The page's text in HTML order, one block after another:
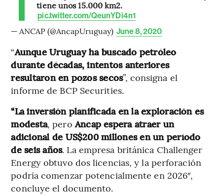
tiene unos 15.000 km2.
pic.twitter.com/QeunYDi4n1
— ANCAP (@AncapUruguay) June 8, 2020
“Aunque Uruguay ha buscado petróleo
durante décadas, intentos anteriores
resultaron en pozos secos”, consigna el
informe de BCP Securities.
“La inversión planificada en la exploración es
modesta, peroAncap espera atraer un
adicional de US$200 millones en un período
de seis años. La empresa británica Challenger
Energy obtuvo dos licencias, y la perforación
podría comenzar potencialmente en 2026″,
concluye el documento.